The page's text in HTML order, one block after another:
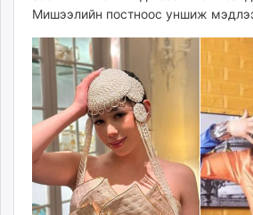
Мишээлийн постноос уншиж